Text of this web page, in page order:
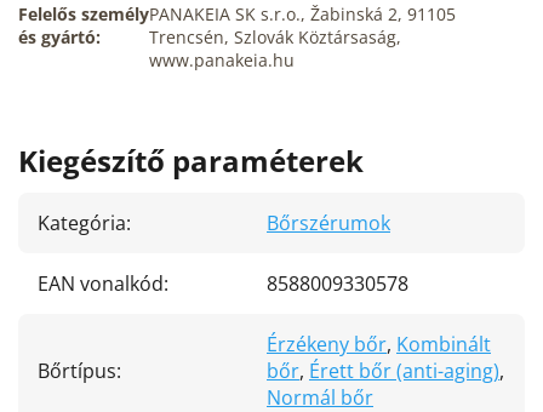
Felelős személy
és gyártó:
PANAKEIA SK s.r.o., Žabinská 2, 91105
Trencsén, Szlovák Köztársaság,
www.panakeia.hu
Kiegészítő paraméterek
Kategória: Bőrszérumok
EAN vonalkód: 8588009330578
Bőrtípus:
Érzékeny bőr, Kombinált
bőr, Érett bőr (anti-aging),
Normál bőr